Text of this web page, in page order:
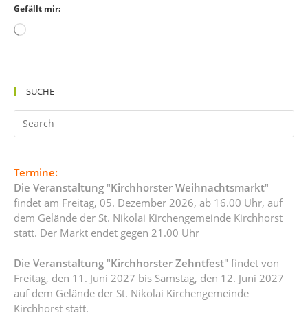
Gefällt mir:
Wird
SUCHE
Termine:
Die Veranstaltung "Kirchhorster Weihnachtsmarkt"
findet am Freitag, 05. Dezember 2026, ab 16.00 Uhr, auf
dem Gelände der St. Nikolai Kirchengemeinde Kirchhorst
statt. Der Markt endet gegen 21.00 Uhr
Die Veranstaltung "Kirchhorster Zehntfest" findet von
Freitag, den 11. Juni 2027 bis Samstag, den 12. Juni 2027
auf dem Gelände der St. Nikolai Kirchengemeinde
Kirchhorst statt.